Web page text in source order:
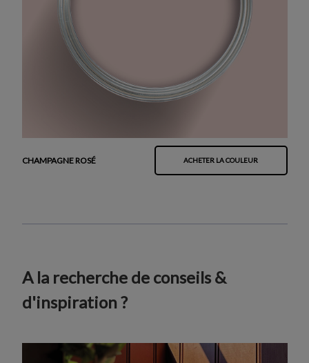
CHAMPAGNE ROSÉ ACHETER LA COULEUR
A la recherche de conseils &
d'inspiration ?